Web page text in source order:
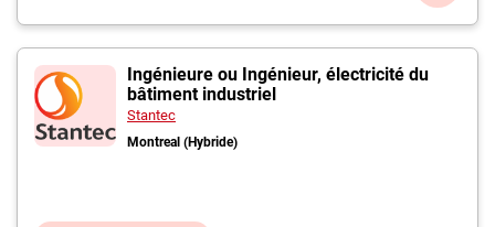
Ingénieure ou Ingénieur, électricité du
bâtiment industriel
Stantec
Montreal (Hybride)